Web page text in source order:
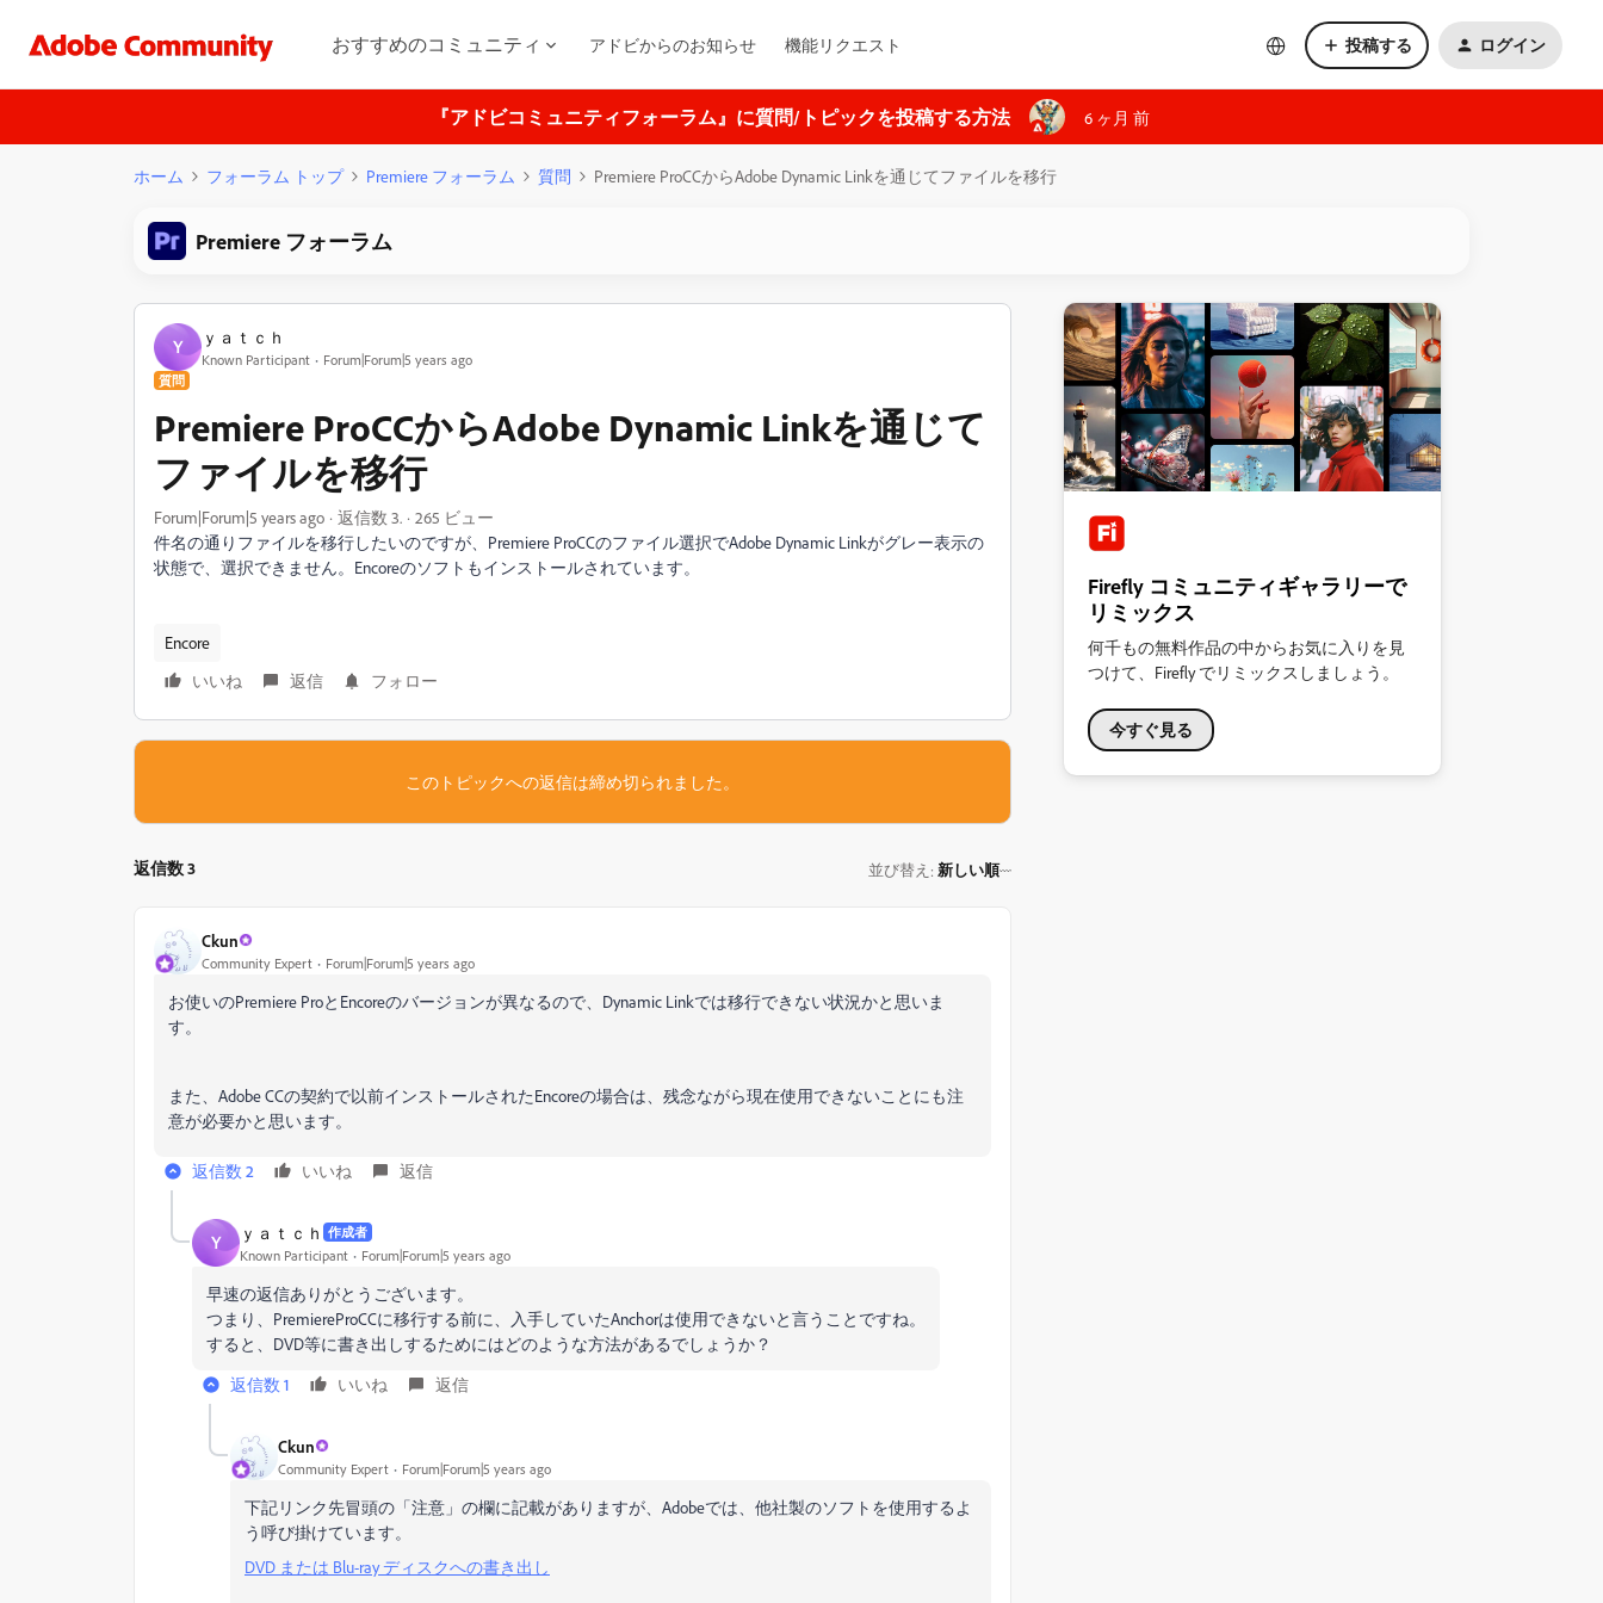
おすすめのコミュニティ アドビからのお知らせ 機能リクエスト 投稿する ログイン
『アドビコミュニティフォーラム』に質問/トピックを投稿する方法 6 ヶ月 前
ホーム フォーラム トップ Premiere フォーラム 質問 Premiere ProCCからAdobe Dynamic Linkを通じてファイルを移行
Premiere フォーラム
Ｙ ｙａｔｃｈ
Known Participant Forum|Forum|5 years ago
質問
Premiere ProCCからAdobe Dynamic Linkを通じて
ファイルを移行
Forum|Forum|5 years ago 返信数 3.
265 ビュー
件名の通りファイルを移行したいのですが、Premiere ProCCのファイル選択でAdobe Dynamic Linkがグレー表示の
状態で、選択できません。Encoreのソフトもインストールされています。
Encore
いいね
返信 フォロー
このトピックへの返信は締め切られました。
返信数 3 並び替え : 新しい順
Ckun
Community Expert Forum|Forum|5 years ago
お使いのPremiere ProとEncoreのバージョンが異なるので、Dynamic Linkでは移行できない状況かと思いま
す。
また、Adobe CCの契約で以前インストールされたEncoreの場合は、残念ながら現在使用できないことにも注
意が必要かと思います。
返信数 2 いいね 返信
Ｙ ｙａｔｃｈ 作成者
Known Participant Forum|Forum|5 years ago
早速の返信ありがとうございます。
つまり、PremiereProCCに移行する前に、入手していたAnchorは使用できないと言うことですね。
すると、DVD等に書き出しするためにはどのような方法があるでしょうか？
返信数 1
いいね 返信
Ckun
Community Expert Forum|Forum|5 years ago
下記リンク先冒頭の「注意」の欄に記載がありますが、Adobeでは、他社製のソフトを使用するよ
う呼び掛けています。
DVD または Blu-ray ディスクへの書き出し
Firefly コミュニティギャラリーで
リミックス
何千もの無料作品の中からお気に入りを見
つけて、Firefly でリミックスしましょう。
今すぐ見る